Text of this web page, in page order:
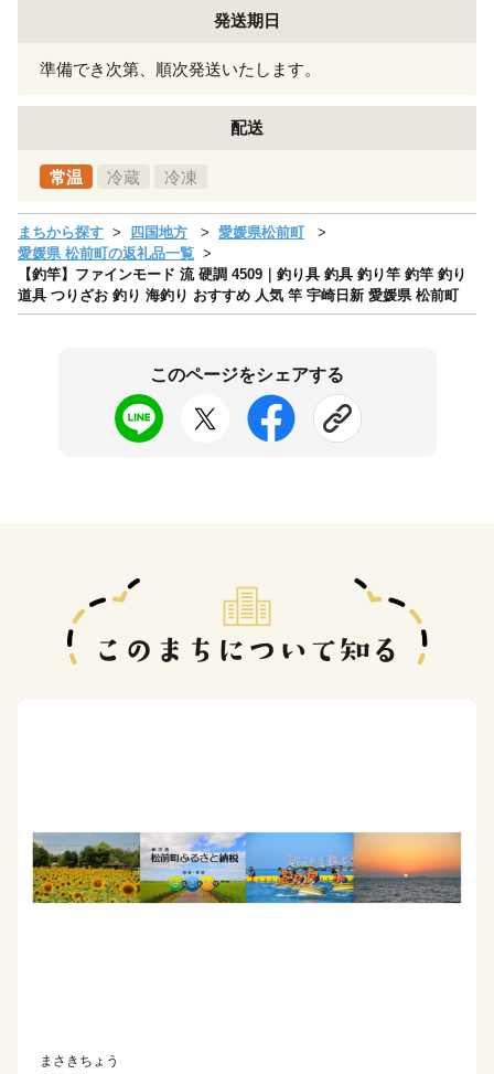
発送期日
準備でき次第、順次発送いたします。
配送
常温 冷蔵 冷凍
まちから探す 四国地方
愛媛県松前町
愛媛県 松前町の返礼品一覧
【釣竿】ファインモード 流 硬調 4509｜釣り具 釣具 釣り竿 釣竿 釣り
道具 つりざお 釣り 海釣り おすすめ 人気 竿 宇崎日新 愛媛県 松前町
このページをシェアする
まさきちょう